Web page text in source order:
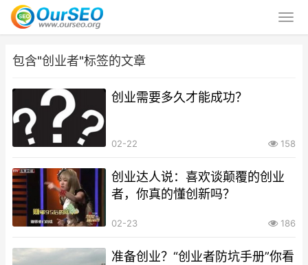
包含"创业者"标签的文章
创业需要多久才能成功？
02-22 158
创业达人说：喜欢谈颠覆的创业
者，你真的懂创新吗？
02-23 186
准备创业？“创业者防坑手册”你看